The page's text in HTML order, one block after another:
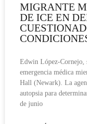
MIGRANTE
DE ICE EN
Edwin López-Cornejo,
emergencia médica
Hall (Newark). La
autopsia para
de junio